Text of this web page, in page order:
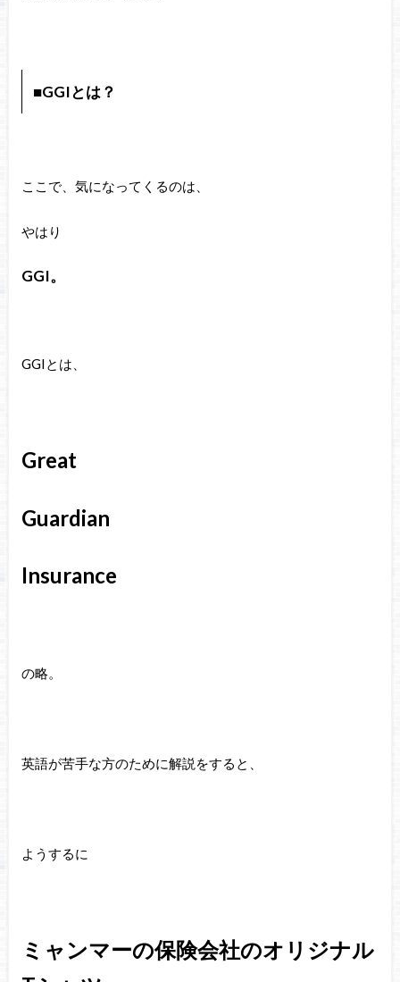
■GGIとは？
ここで、気になってくるのは、
やはり
GGI。
GGIとは、
Great
Guardian
Insurance
の略。
英語が苦手な方のために解説をすると、
ようするに
ミャンマーの保険会社のオリジナル